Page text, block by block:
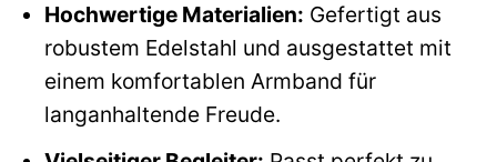
Hochwertige Materialien: Gefertigt aus
robustem Edelstahl und ausgestattet mit
einem komfortablen Armband für
langanhaltende Freude.